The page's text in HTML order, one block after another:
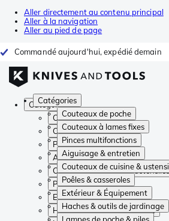
Aller directement au contenu principal
Aller à la navigation
Aller au pied de page
Commandé aujourd'hui, expédié demain
Catégories
Couteaux de poche
Couteaux à lames fixes
Pinces multifonctions
Aiguisage & entretien
Couteaux de cuisine &
Poêles & casseroles
Extérieur & Équipement
Haches & outils de jardinage
Catégories
Couteaux de poche
Couteaux à lames fixes
Pinces multifonctions
Aiguisage & entretien
Couteaux de cuisine & ustensiles
Poêles & casseroles
Extérieur & Équipement
Haches & outils de jardinage